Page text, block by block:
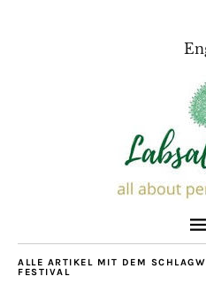
ALLE ARTIKEL MIT DEM
FESTIVAL